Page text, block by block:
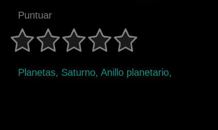
Puntuar
Planetas, Saturno, Anillo planetario,